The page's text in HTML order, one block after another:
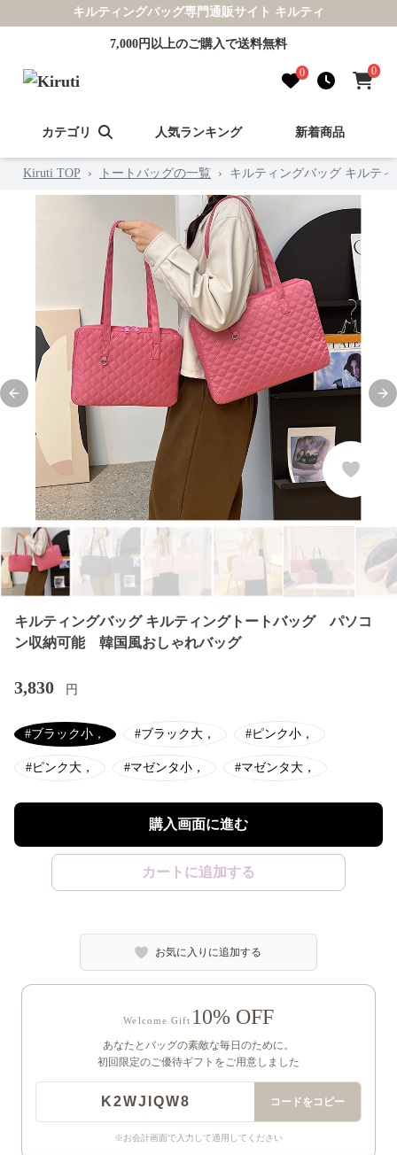
キルティングバッグ専門通販サイト キルティ
7,000円以上のご購入で送料無料
0 0
カテゴリ 人気ランキング 新着商品
Kiruti TOP › トートバッグの一覧 › キルティングバッグ キルテ
Previous slide
キルティングバッグ キルティングトートバッグ パソコ
ン収納可能 韓国風おしゃれバッグ
3,830 円
#ブラック小， #ブラック大， #ピンク小，
#ピンク大， #マゼンタ小， #マゼンタ大，
購入画面に進む
カートに追加する
お気に入りに追加する
Welcome Gift 10% OFF
あなたとバッグの素敵な毎日のために。
初回限定のご優待ギフトをご用意しました
K2WJIQW8 コードをコピー
※お会計画面で入力して適用してください